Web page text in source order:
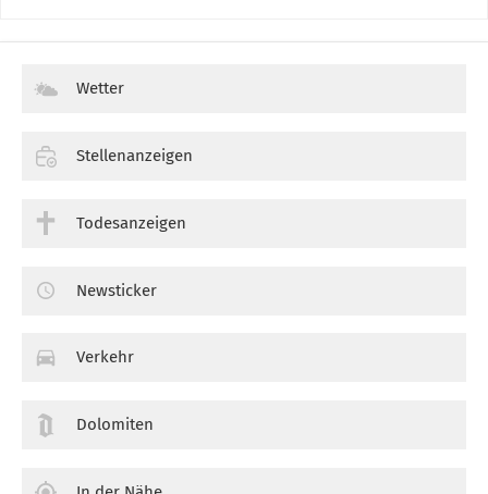
Wetter
Stellenanzeigen
Todesanzeigen
Newsticker
Verkehr
Dolomiten